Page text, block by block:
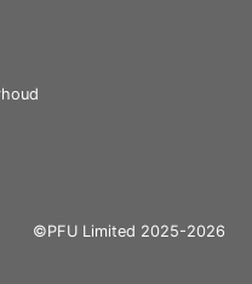
©PFU Limited 2025-2026